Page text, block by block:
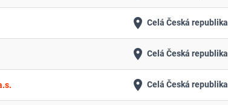
place Celá Česká republika
place Celá Česká republika
place Celá Česká republika